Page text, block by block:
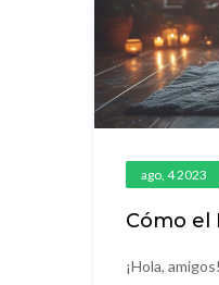
ago, 4 2023
Cómo el
¡Hola,